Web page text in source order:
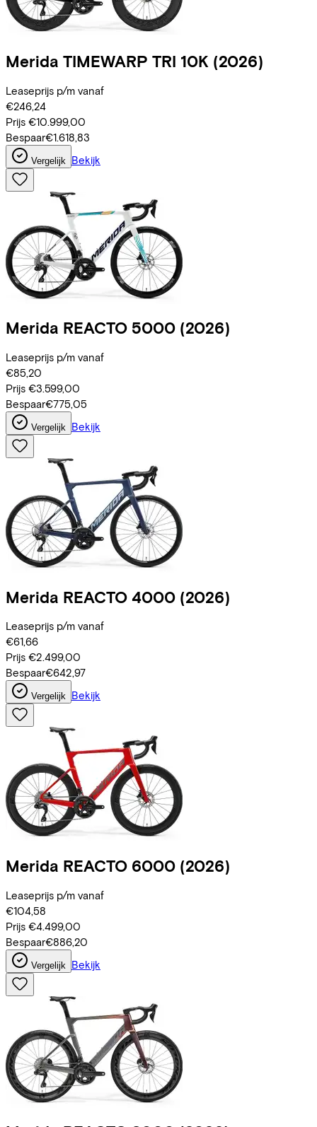
Merida TIMEWARP TRI 10K (2026)
Leaseprijs p/m vanaf
€246,24
Prijs €10.999,00
Bespaar€1.618,83
Vergelijk Bekijk
Merida REACTO 5000 (2026)
Leaseprijs p/m vanaf
€85,20
Prijs €3.599,00
Bespaar€775,05
Vergelijk Bekijk
Merida REACTO 4000 (2026)
Leaseprijs p/m vanaf
€61,66
Prijs €2.499,00
Bespaar€642,97
Vergelijk Bekijk
Merida REACTO 6000 (2026)
Leaseprijs p/m vanaf
€104,58
Prijs €4.499,00
Bespaar€886,20
Vergelijk Bekijk